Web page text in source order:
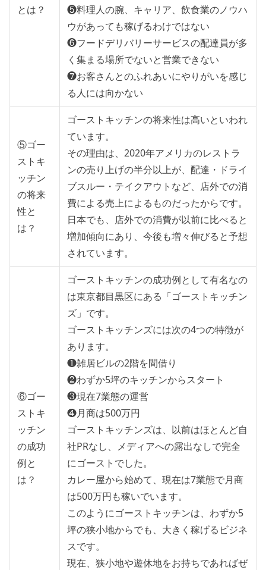
とは？
❺料理人の腕、キャリア、飲食業のノウハ
ウがあっても稼げるわけではない
❻フードデリバリーサービスの配達員が多
く集まる場所でないと営業できない
❼お客さんとのふれあいにやりがいを感じ
る人には向かない
⑤ゴー
ストキ
ッチン
の将来
性と
は？
ゴーストキッチンの将来性は高いといわれ
ています。
その理由は、2020年アメリカのレストラ
ンの売り上げの半分以上が、配達・ドライ
ブスルー・テイクアウトなど、店外での消
費による売上によるものだったからです。
日本でも、店外での消費が以前に比べると
増加傾向にあり、今後も増々伸びると予想
されています。
⑥ゴー
ストキ
ッチン
の成功
例と
は？
ゴーストキッチンの成功例として有名なの
は東京都目黒区にある「ゴーストキッチン
ズ」です。
ゴーストキッチンズには次の4つの特徴が
あります。
❶雑居ビルの2階を間借り
❷わずか5坪のキッチンからスタート
❸現在7業態の運営
❹月商は500万円
ゴーストキッチンズは、以前はほとんど自
社PRなし、メディアへの露出なしで完全
にゴーストでした。
カレー屋から始めて、現在は7業態で月商
は500万円も稼いでいます。
このようにゴーストキッチンは、わずか5
坪の狭小地からでも、大きく稼げるビジネ
スです。
現在、狭小地や遊休地をお持ちであればぜ